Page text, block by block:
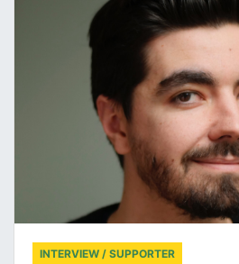
INTERVIEW / SUPPORTER